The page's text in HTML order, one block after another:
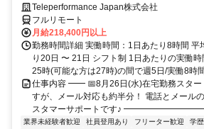
Teleperformance Japan株式会社
フルリモート
月給218,400円以上
勤務時間詳細 実働時間：1日あたり8時間 平
り20日 〜 21日 シフト制 1日あたりの実働
25時(可能な方は27時)の間で週5日/実働8時
仕事内容 ━━ 📅8月26日(水)在宅勤務スタ
すが、メール対応も約半分！ 電話とメール
スタマーサポートです♪
業界未経験者歓迎 社員登用あり フリーター歓迎 学